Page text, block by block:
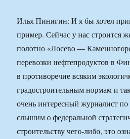
Илья Пинигин: И я бы хотел
пример. Сейчас у нас строится
полотно «Лосево —
перевозки нефтепродуктов в
в противоречие всяким
градостроительным нормам и
очень интересный журналист
слышим о федеральной
строительству чего-либо, это